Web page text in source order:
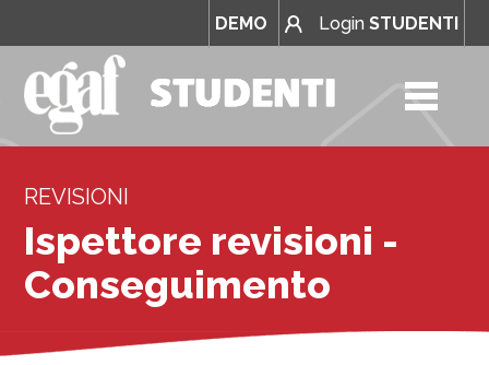
DEMO Login STUDENTI
REVISIONI
Ispettore revisioni -
Conseguimento